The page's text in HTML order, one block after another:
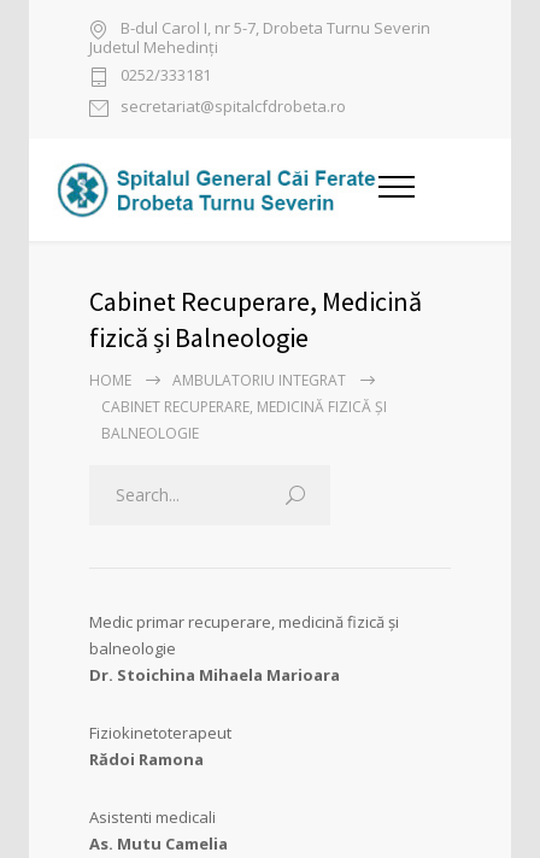
B-dul Carol I, nr 5-7, Drobeta Turnu Severin
Judetul Mehedinți
0252/333181
secretariat@spitalcfdrobeta.ro
Cabinet Recuperare, Medicină
fizică și Balneologie
HOME
AMBULATORIU INTEGRAT
CABINET RECUPERARE, MEDICINĂ FIZICĂ ȘI
BALNEOLOGIE
Medic primar recuperare, medicină fizică și
balneologie
Dr. Stoichina Mihaela Marioara
Fiziokinetoterapeut
Rădoi Ramona
Asistenti medicali
As. Mutu Camelia